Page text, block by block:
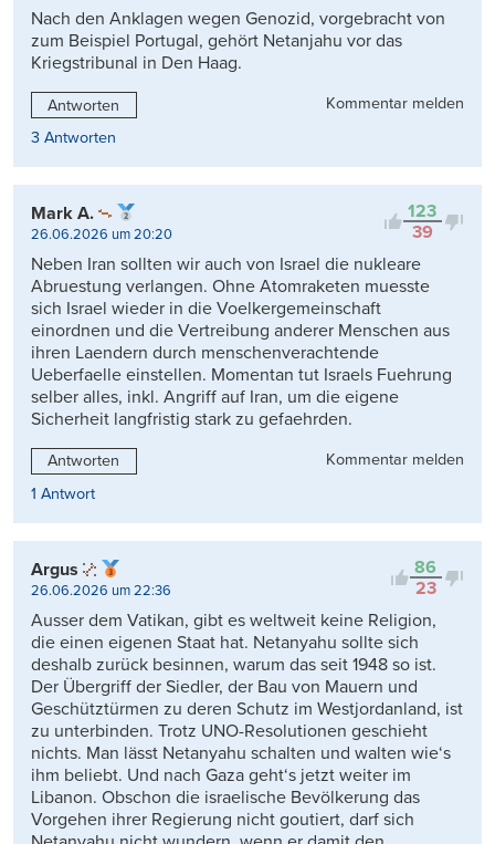
Nach den Anklagen wegen Genozid, vorgebracht von
zum Beispiel Portugal, gehört Netanjahu vor das
Kriegstribunal in Den Haag.
Antworten
Kommentar melden
3 Antworten
123
39
Mark A.
26.06.2026 um 20:20
Neben Iran sollten wir auch von Israel die nukleare
Abruestung verlangen. Ohne Atomraketen muesste
sich Israel wieder in die Voelkergemeinschaft
einordnen und die Vertreibung anderer Menschen aus
ihren Laendern durch menschenverachtende
Ueberfaelle einstellen. Momentan tut Israels Fuehrung
selber alles, inkl. Angriff auf Iran, um die eigene
Sicherheit langfristig stark zu gefaehrden.
Antworten
Kommentar melden
1 Antwort
86
23
Argus
26.06.2026 um 22:36
Ausser dem Vatikan, gibt es weltweit keine Religion,
die einen eigenen Staat hat. Netanyahu sollte sich
deshalb zurück besinnen, warum das seit 1948 so ist.
Der Übergriff der Siedler, der Bau von Mauern und
Geschütztürmen zu deren Schutz im Westjordanland, ist
zu unterbinden. Trotz UNO-Resolutionen geschieht
nichts. Man lässt Netanyahu schalten und walten wie‘s
ihm beliebt. Und nach Gaza geht‘s jetzt weiter im
Libanon. Obschon die israelische Bevölkerung das
Vorgehen ihrer Regierung nicht goutiert, darf sich